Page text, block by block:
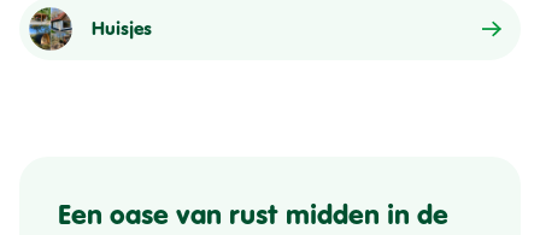
Huisjes
Een oase van rust midden in de